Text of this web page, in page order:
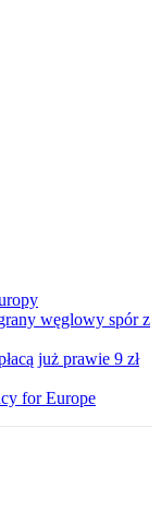
węglowy spór z
już prawie 9 zł
for Europe